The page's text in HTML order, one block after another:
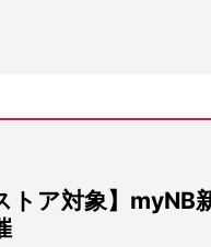
トア対象】myNB